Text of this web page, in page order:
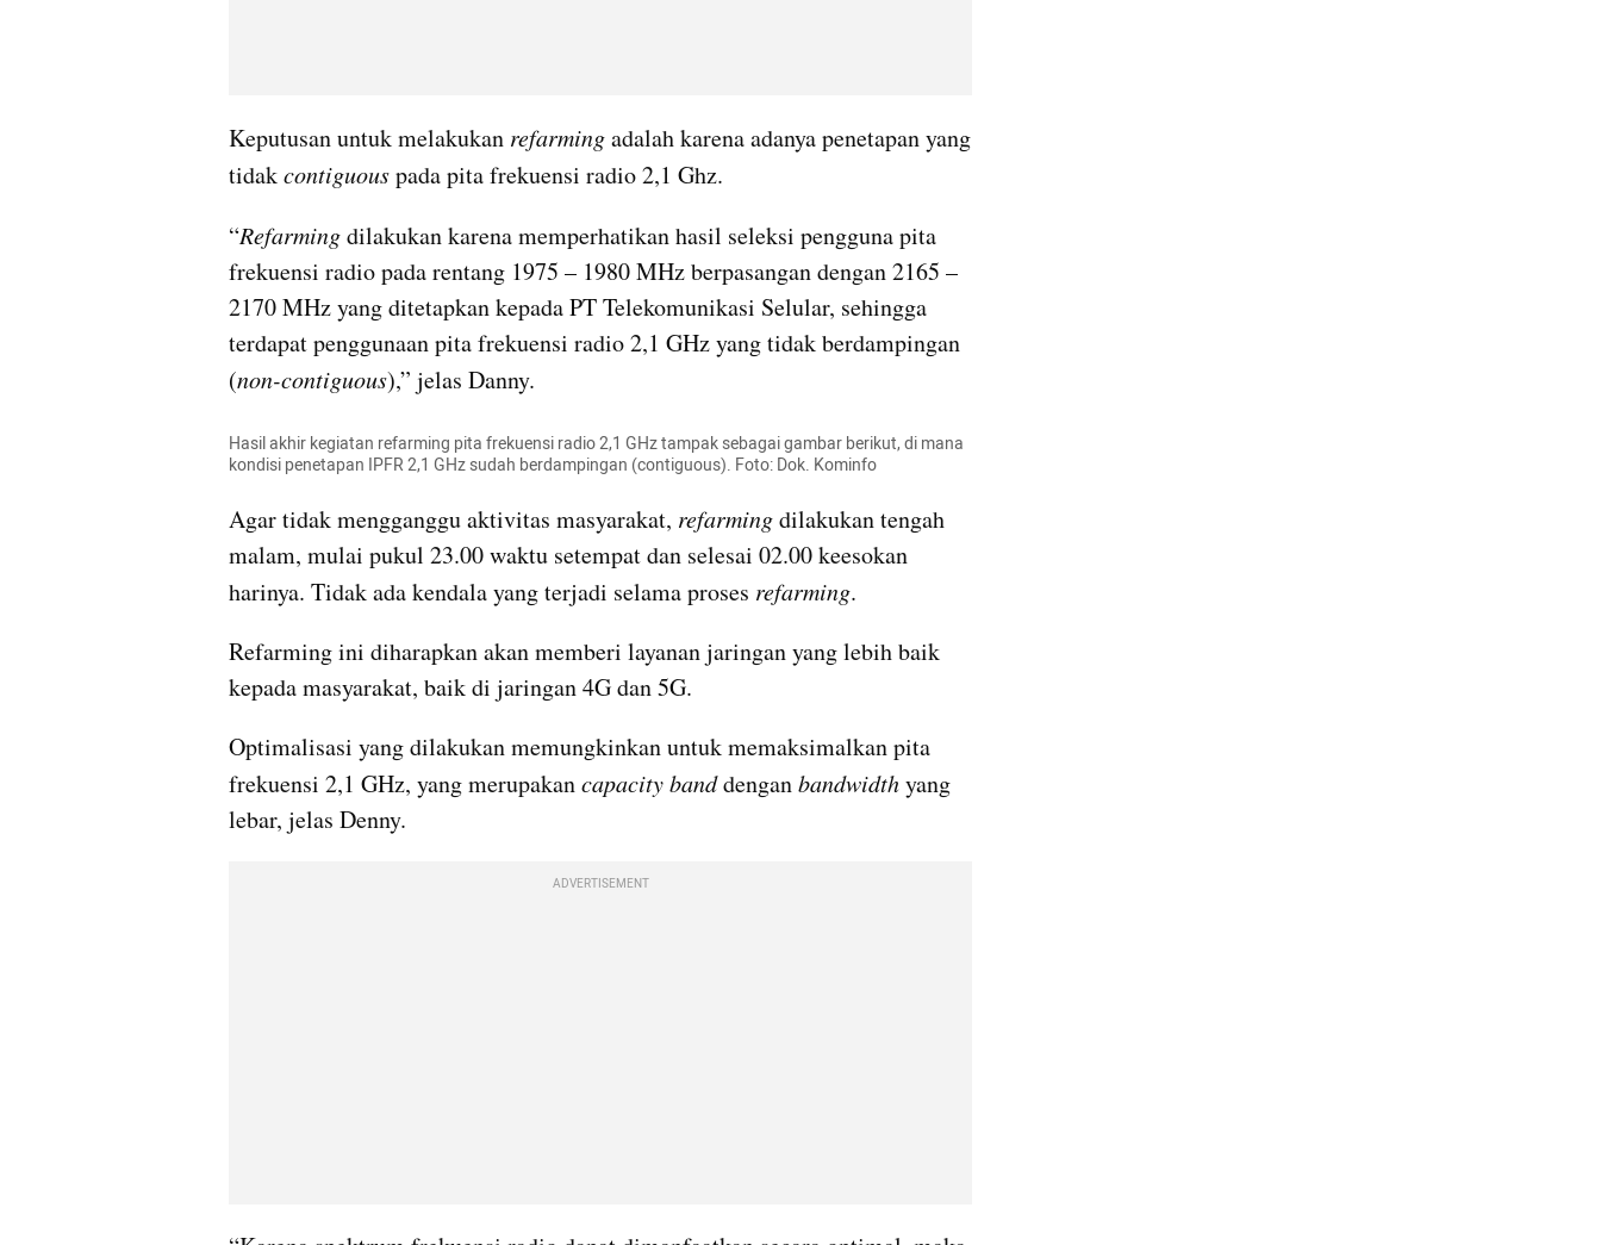
Keputusan untuk melakukan refarming adalah karena adanya penetapan yang
tidak contiguous pada pita frekuensi radio 2,1 Ghz.
“Refarming dilakukan karena memperhatikan hasil seleksi pengguna pita
frekuensi radio pada rentang 1975 – 1980 MHz berpasangan dengan 2165 –
2170 MHz yang ditetapkan kepada PT Telekomunikasi Selular, sehingga
terdapat penggunaan pita frekuensi radio 2,1 GHz yang tidak berdampingan
(non-contiguous),” jelas Danny.
Hasil akhir kegiatan refarming pita frekuensi radio 2,1 GHz tampak sebagai gambar berikut, di mana
kondisi penetapan IPFR 2,1 GHz sudah berdampingan (contiguous). Foto: Dok. Kominfo
Agar tidak mengganggu aktivitas masyarakat, refarming dilakukan tengah
malam, mulai pukul 23.00 waktu setempat dan selesai 02.00 keesokan
harinya. Tidak ada kendala yang terjadi selama proses refarming.
Refarming ini diharapkan akan memberi layanan jaringan yang lebih baik
kepada masyarakat, baik di jaringan 4G dan 5G.
Optimalisasi yang dilakukan memungkinkan untuk memaksimalkan pita
frekuensi 2,1 GHz, yang merupakan capacity band dengan bandwidth yang
lebar, jelas Denny.
ADVERTISEMENT